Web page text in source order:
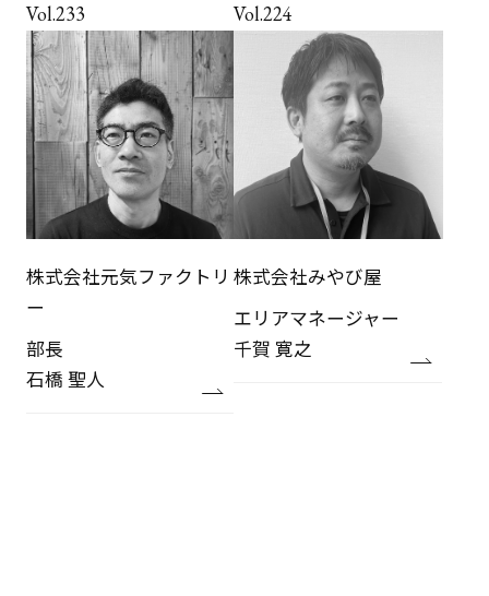
Vol.233
株式会社元気ファクトリ
ー
部長
石橋 聖人
Vol.224
株式会社みやび屋
エリアマネージャー
千賀 寛之